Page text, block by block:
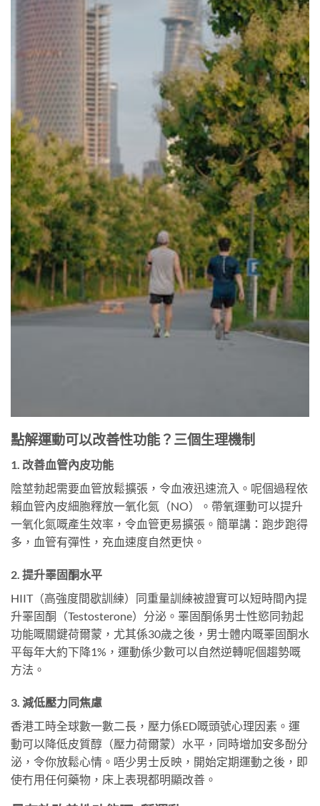
點解運動可以改善性功能？三個生理機制
1. 改善血管內皮功能
陰莖勃起需要血管放鬆擴張，令血液迅速流入。呢個過程依
賴血管內皮細胞釋放一氧化氮（NO）。帶氧運動可以提升
一氧化氮嘅產生效率，令血管更易擴張。簡單講：跑步跑得
多，血管有彈性，充血速度自然更快。
2. 提升睪固酮水平
HIIT（高強度間歇訓練）同重量訓練被證實可以短時間內提
升睪固酮（Testosterone）分泌。睪固酮係男士性慾同勃起
功能嘅關鍵荷爾蒙，尤其係30歲之後，男士體内嘅睪固酮水
平每年大約下降1%，運動係少數可以自然逆轉呢個趨勢嘅
方法。
3. 減低壓力同焦慮
香港工時全球數一數二長，壓力係ED嘅頭號心理因素。運
動可以降低皮質醇（壓力荷爾蒙）水平，同時增加安多酚分
泌，令你放鬆心情。唔少男士反映，開始定期運動之後，即
使冇用任何藥物，床上表現都明顯改善。